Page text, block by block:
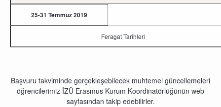
25-31 Temmuz 2019
Feragat Tarihleri
Başvuru takviminde gerçekleşebilecek muhtemel güncellemeleri
öğrencilerimiz İZÜ Erasmus Kurum Koordinatörlüğünün web
sayfasından takip edebilirler.